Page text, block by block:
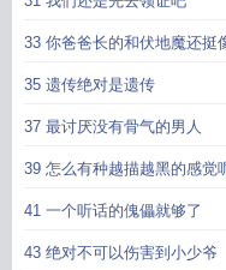
33 你爸爸长的和伏地魔还挺
35 遗传绝对是遗传
37 最讨厌没有骨气的男人
39 怎么有种越描越黑的感觉
41 一个听话的傀儡就够了
43 绝对不可以伤害到小少爷